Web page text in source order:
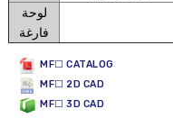
لوحة
فارغة
MF☐ CATALOG
MF☐ 2D CAD
MF☐ 3D CAD